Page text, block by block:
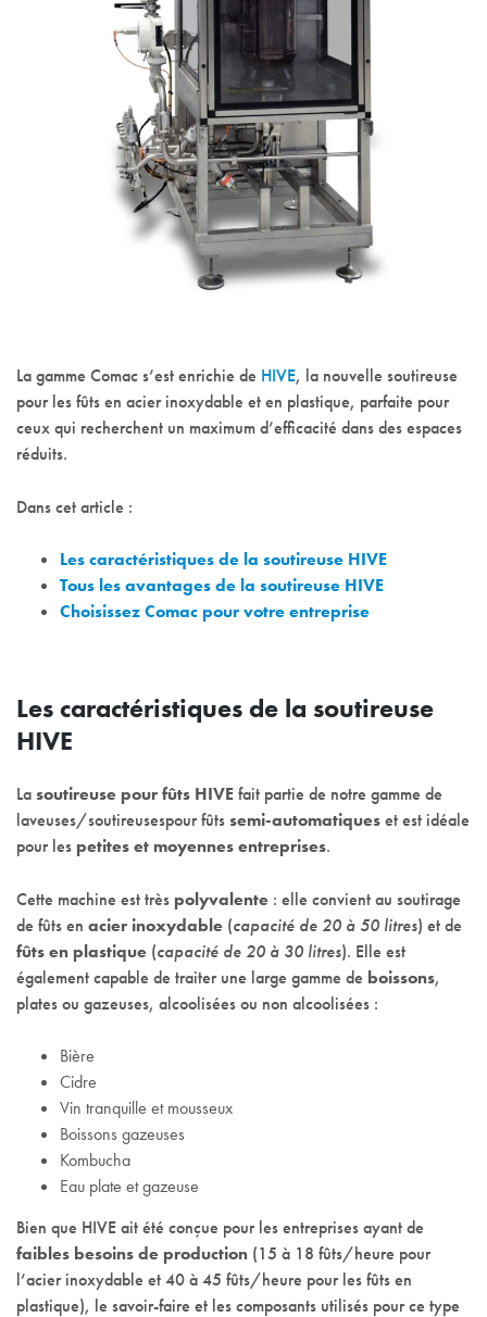
La gamme Comac s’est enrichie de HIVE, la nouvelle soutireuse
pour les fûts en acier inoxydable et en plastique, parfaite pour
ceux qui recherchent un maximum d’efficacité dans des espaces
réduits.
Dans cet article :
Les caractéristiques de la soutireuse HIVE
Tous les avantages de la soutireuse HIVE
Choisissez Comac pour votre entreprise
Les caractéristiques de la soutireuse
HIVE
Lasoutireuse pour fûts HIVEfait partie de notre gamme de
laveuses/soutireusespour fûtssemi-automatiqueset est idéale
pour les petites et moyennes entreprises.
Cette machine est très polyvalente : elle convient au soutirage
de fûts en acier inoxydable (capacité de 20 à 50 litres) et de
fûts en plastique (capacité de 20 à 30 litres). Elle est
également capable de traiter une large gamme de boissons,
plates ou gazeuses, alcoolisées ou non alcoolisées :
Bière
Cidre
Vin tranquille et mousseux
Boissons gazeuses
Kombucha
Eau plate et gazeuse
Bien que HIVE ait été conçue pour les entreprises ayant de
faibles besoins de production (15 à 18 fûts/heure pour
l’acier inoxydable et 40 à 45 fûts/heure pour les fûts en
plastique), le savoir-faire et les composants utilisés pour ce type